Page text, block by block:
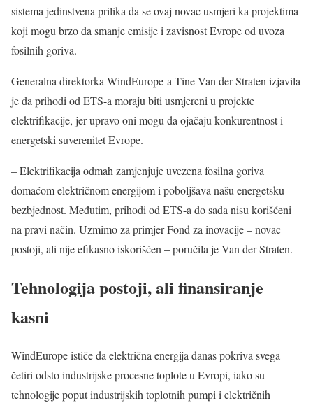
sistema jedinstvena prilika da se ovaj novac usmjeri ka projektima
koji mogu brzo da smanje emisije i zavisnost Evrope od uvoza
fosilnih goriva.
Generalna direktorka WindEurope-aTine Van der Stratenizjavila
je da prihodi od ETS-a moraju biti usmjereni u projekte
elektrifikacije, jer upravo oni mogu da ojačaju konkurentnost i
energetski suverenitet Evrope.
– Elektrifikacija odmah zamjenjuje uvezena fosilna goriva
domaćom električnom energijom i poboljšava našu energetsku
bezbjednost. Međutim, prihodi od ETS-a do sada nisu korišćeni
na pravi način. Uzmimo za primjer Fond za inovacije – novac
postoji, ali nije efikasno iskorišćen – poručila je Van der Straten.
Tehnologija postoji, ali finansiranje
kasni
WindEurope ističe da električna energija danas pokriva svega
četiri odsto industrijske procesne toplote u Evropi, iako su
tehnologije poput industrijskih toplotnih pumpi i električnih